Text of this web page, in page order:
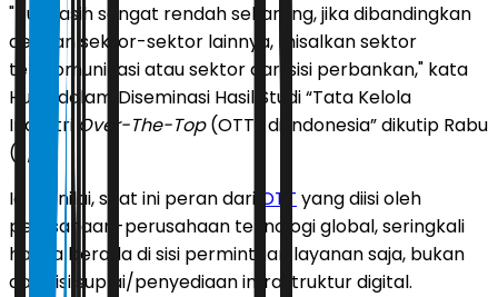
"Itu masih sangat rendah sekarang, jika dibandingkan
dengan sektor-sektor lainnya, misalkan sektor
telekomunikasi atau sektor dari sisi perbankan," kata
Huda dalam Diseminasi Hasil Studi “Tata Kelola
Industri Over-The-Top(OTT) di Indonesia” dikutip Rabu
(3/6).
Ia menilai, saat ini peran dari OTT yang diisi oleh
perusahaan-perusahaan teknologi global, seringkali
hanya berada di sisi permintaan layanan saja, bukan
dari sisi suplai/penyediaan infrastruktur digital.